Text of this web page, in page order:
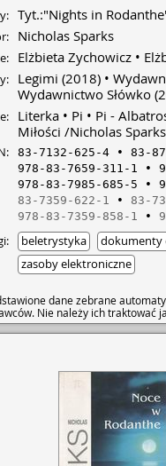
Tyt.:"Nights in
Nicholas Sparks
Elżbieta Zychowicz
Legimi (2018)
Wydawnictwo Słówko
Literka Pi Pi -
Miłości /Nicholas Sparks
83-7132-625-4 83-
978-83-7659-311-1
978-83-7985-685-5
83-7359-622-1
83-
978-83-7359-858-1
beletrystyka dokumenty
zasoby elektroniczne
dane zebrane
Nie należy ich traktować